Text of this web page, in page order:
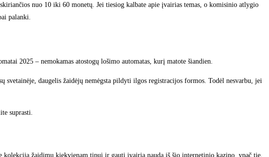
nuo 10 iki 60 monetų. Jei tiesiog kalbate apie įvairias temas, o komisinio atlygio
palanki.
2025 – nemokamas atostogų lošimo automatas, kurį matote šiandien.
svetainėje, daugelis žaidėjų nemėgsta pildyti ilgos registracijos formos. Todėl nesvarbu, jei
suprasti.
žaidimų kiekvienam tipui ir gauti įvairią naudą iš šio internetinio kazino, ypač tie.